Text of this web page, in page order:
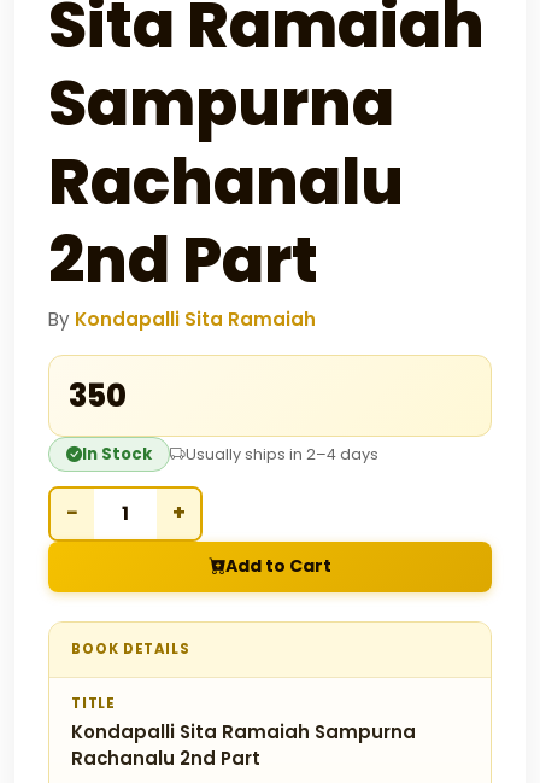
Sita Ramaiah
Sampurna
Rachanalu
2nd Part
By Kondapalli Sita Ramaiah
₹350
In Stock Usually ships in 2–4 days
− +
Add to Cart
BOOK DETAILS
TITLE
Kondapalli Sita Ramaiah Sampurna
Rachanalu 2nd Part